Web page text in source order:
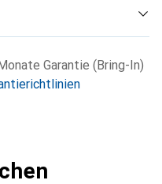
Garantie (Bring-In)